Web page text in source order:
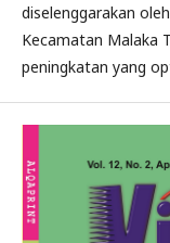
diselenggarakan
Kecamatan Malaka
peningkatan yang